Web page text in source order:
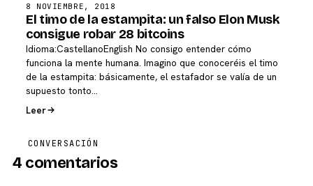
8 NOVIEMBRE, 2018
El timo de la estampita: un falso Elon Musk
consigue robar 28 bitcoins
Idioma:CastellanoEnglish No consigo entender cómo
funciona la mente humana. Imagino que conoceréis el timo
de la estampita: básicamente, el estafador se valía de un
supuesto tonto…
Leer
CONVERSACIÓN
4 comentarios